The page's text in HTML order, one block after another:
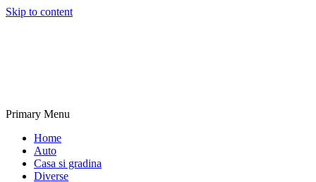
Skip to content
Primary Menu
Home
Auto
Casa si gradina
Diverse